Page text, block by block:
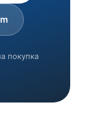
покупка